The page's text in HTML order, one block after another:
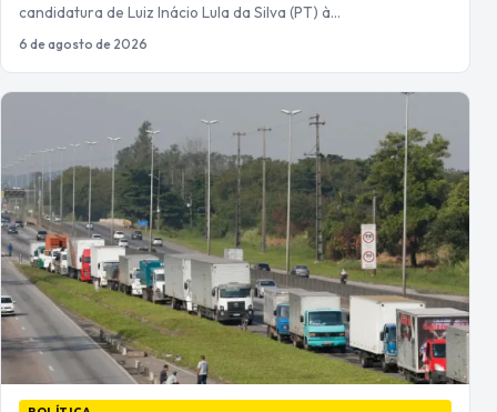
candidatura de Luiz Inácio Lula da Silva (PT) à…
6 de agosto de 2026